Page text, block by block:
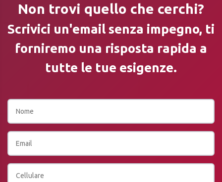
Non trovi quello che cerchi?
Scrivici un'email senza impegno, ti
forniremo una risposta rapida a
tutte le tue esigenze.